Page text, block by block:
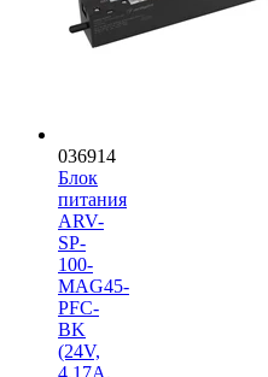
036914
Блок
питания
ARV-
SP-
100-
MAG45-
PFC-
BK
(24V,
4.17A,